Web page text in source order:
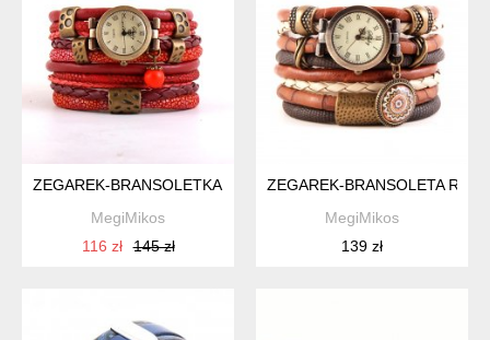
ZEGAREK-BRANSOLETKA CZERWONO-WIŚNIOWY
MegiMikos
116 zł
145 zł
ZEGAREK-BRANSOLETA
MegiMikos
139 zł